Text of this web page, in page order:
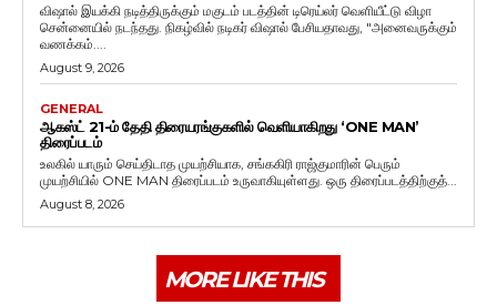
விஷால் இயக்கி நடித்திருக்கும் மகுடம் படத்தின் டிரெய்லர் வெளியீட்டு விழா
சென்னையில் நடந்தது. நிகழ்வில் நடிகர் விஷால் பேசியதாவது, "அனைவருக்கும்
வணக்கம்....
August 9, 2026
GENERAL
ஆகஸ்ட் 21-ம் தேதி திரையரங்குகளில் வெளியாகிறது ‘ONE MAN’
திரைப்படம்
உலகில் யாரும் செய்திடாத முயற்சியாக, சங்ககிரி ராஜ்குமாரின் பெரும்
முயற்சியில் ONE MAN திரைப்படம் உருவாகியுள்ளது. ஒரு திரைப்படத்திற்குத்...
August 8, 2026
MORE LIKE THIS